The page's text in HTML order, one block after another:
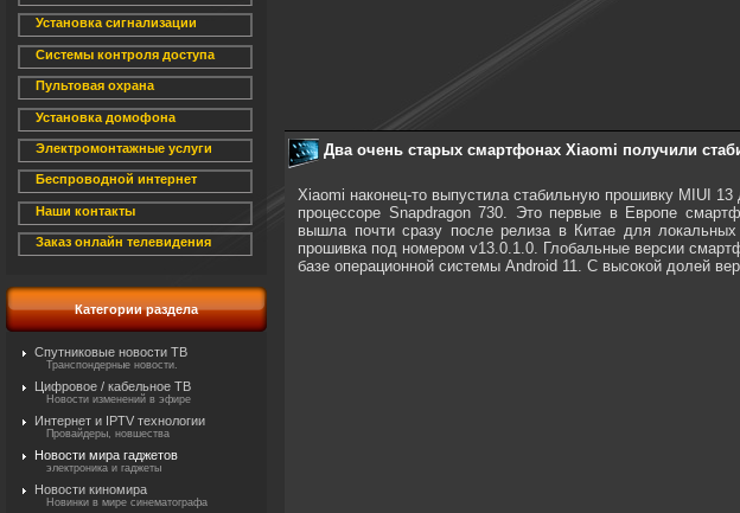
Установка сигнализации
Системы контроля доступа
Пультовая охрана
Установка домофона
Электромонтажные услуги
Беспроводной интернет
Наши контакты
Заказ онлайн телевидения
Категории раздела
Спутниковые новости ТВ
Транспондерные новости.
Цифровое / кабельное ТВ
Новости изменений в эфире
Интернет и IPTV технологии
Провайдеры, новшества
Новости мира гаджетов
электроника и гаджеты
Новости киномира
Новинки в мире синематографа
Два очень старых смартфонах Xiaomi получили
Xiaomi наконец-то выпустила стабильную прошивку MIUI
процессоре Snapdragon 730. Это первые в Европе
вышла почти сразу после релиза в Китае для
прошивка под номером v13.0.1.0. Глобальные версии
базе операционной системы Android 11. С высокой долей